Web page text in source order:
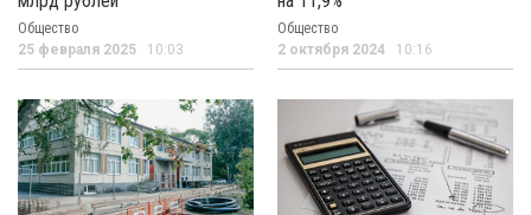
Общество
25 февраля 2025 10:03
Общество
2 октября 2024 10:16